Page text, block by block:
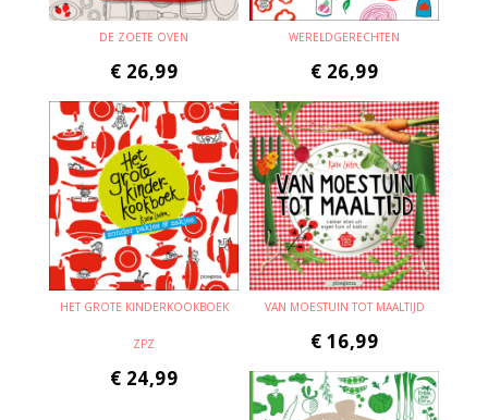
DE ZOETE OVEN
€ 26,99
WERELDGERECHTEN
€ 26,99
HET GROTE KINDERKOOKBOEK
ZPZ
€ 24,99
VAN MOESTUIN TOT MAALTIJD
€ 16,99